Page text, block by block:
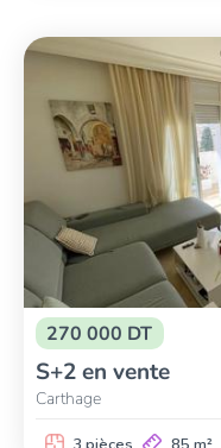
270 000 DT
S+2 en vente
Carthage